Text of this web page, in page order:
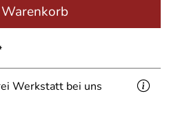
Werkstatt bei uns